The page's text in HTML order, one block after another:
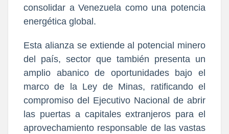
consolidar a Venezuela como una potencia
energética global.
Esta alianza se extiende al potencial minero
del país, sector que también presenta un
amplio abanico de oportunidades bajo el
marco de la Ley de Minas, ratificando el
compromiso del Ejecutivo Nacional de abrir
las puertas a capitales extranjeros para el
aprovechamiento responsable de las vastas